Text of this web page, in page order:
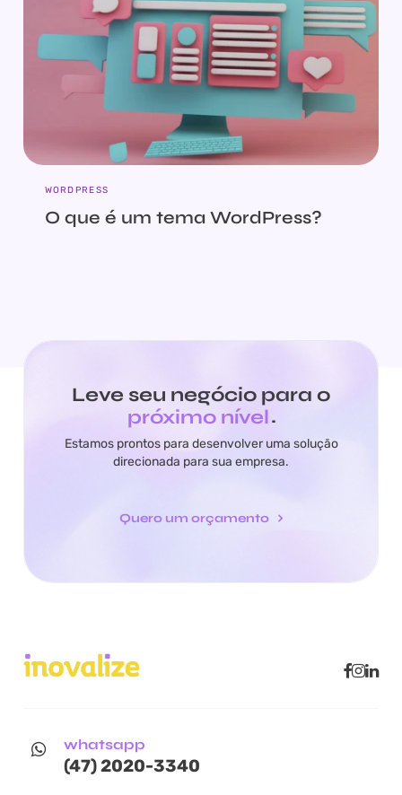
WORDPRESS
O que é um tema WordPress?
Leve seu negócio para o
próximo nível.
Estamos prontos para desenvolver uma solução
direcionada para sua empresa.
Quero um orçamento
whatsapp
(47) 2020-3340